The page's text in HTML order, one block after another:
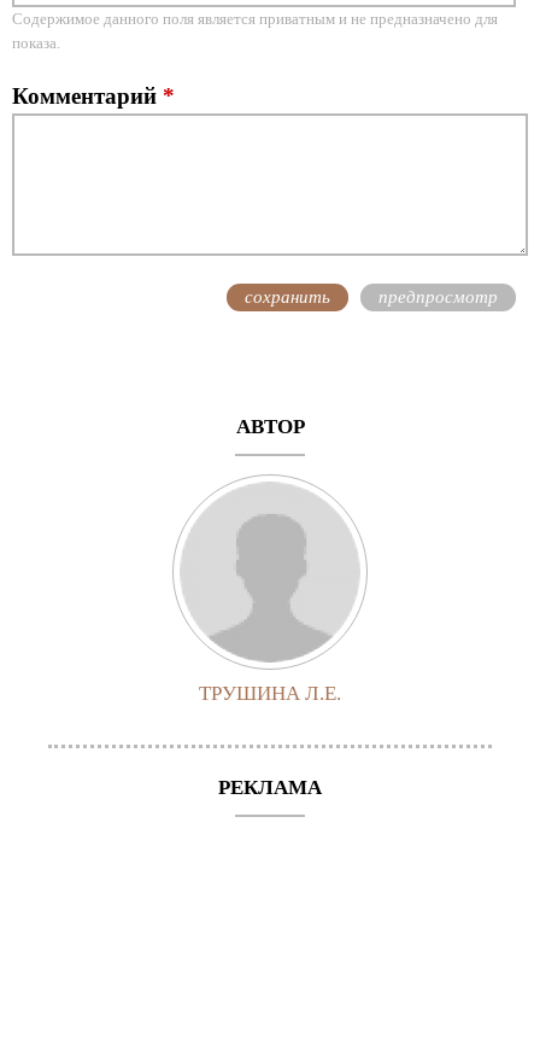
Содержимое данного поля является приватным и не предназначено для
показа.
Комментарий *
АВТОР
ТРУШИНА Л.Е.
РЕКЛАМА